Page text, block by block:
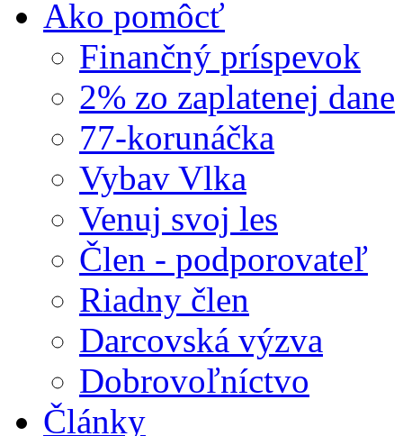
Ako pomôcť
Finančný príspevok
2% zo zaplatenej dane
77-korunáčka
Vybav Vlka
Venuj svoj les
Člen - podporovateľ
Riadny člen
Darcovská výzva
Dobrovoľníctvo
Články